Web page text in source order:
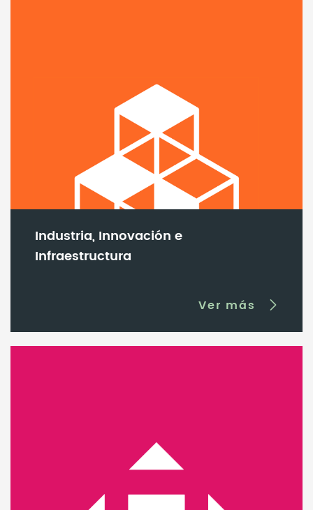
Industria, Innovación e
Infraestructura
Ver más